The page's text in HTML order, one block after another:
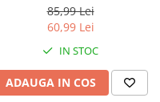
85,99 Lei
60,99 Lei
IN STOC
ADAUGA IN COS